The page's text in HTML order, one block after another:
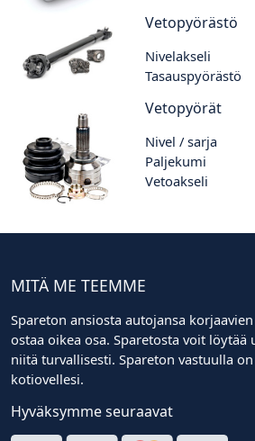
Vetopyörästö
Nivelakseli
Tasauspyörästö
Vetopyörät
Nivel / sarja
Paljekumi
Vetoakseli
MITÄ ME TEEMME
Spareton ansiosta autojansa
ostaa oikea osa. Sparetosta voit löytää
niitä turvallisesti. Spareton vastuulla
kotiovellesi.
Hyväksymme seuraavat